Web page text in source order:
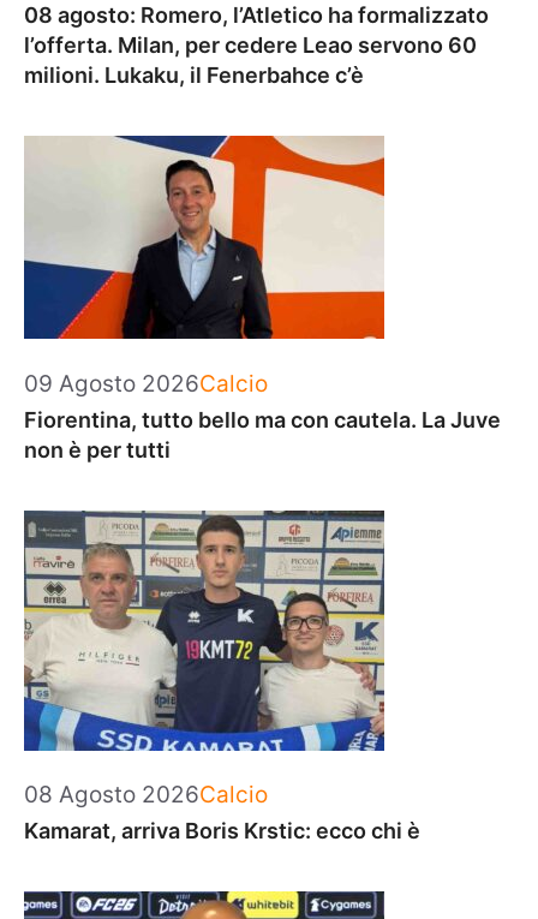
08 agosto: Romero, l’Atletico ha formalizzato
l’offerta. Milan, per cedere Leao servono 60
milioni. Lukaku, il Fenerbahce c’è
09 Agosto 2026Categorie
Calcio
Fiorentina, tutto bello ma con cautela. La Juve
non è per tutti
08 Agosto 2026Categorie
Calcio
Kamarat, arriva Boris Krstic: ecco chi è